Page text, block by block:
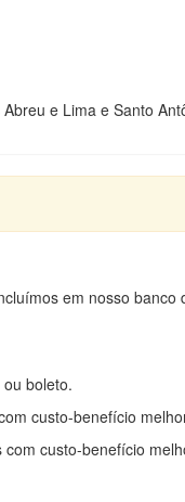
e Lima e Santo
em nosso banco
boleto.
custo-benefício
custo-benefício